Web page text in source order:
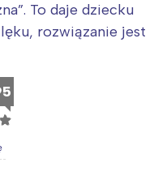
To daje dziecku
rozwiązanie jest
☆